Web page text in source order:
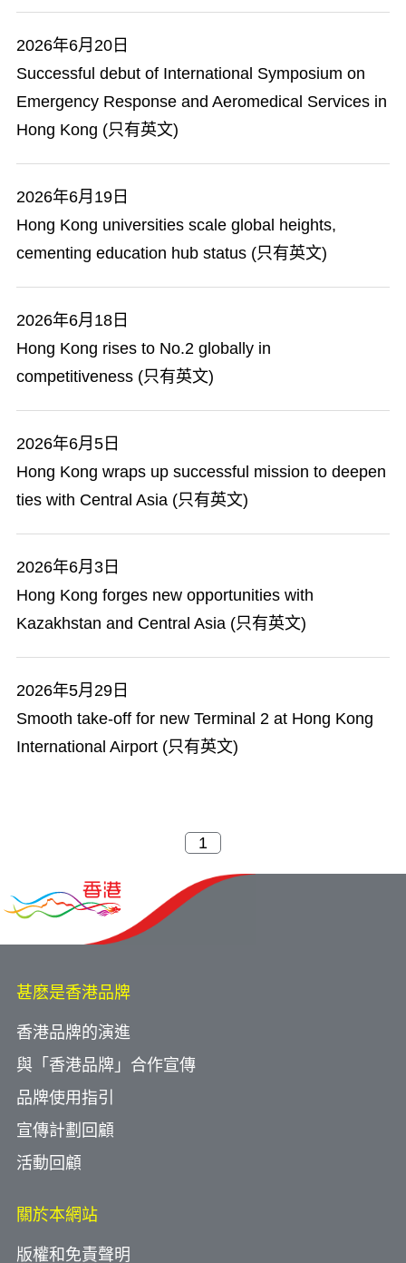
2026年6月20日
Successful debut of International Symposium on
Emergency Response and Aeromedical Services in
Hong Kong (只有英文)
2026年6月19日
Hong Kong universities scale global heights,
cementing education hub status (只有英文)
2026年6月18日
Hong Kong rises to No.2 globally in
competitiveness (只有英文)
2026年6月5日
Hong Kong wraps up successful mission to deepen
ties with Central Asia (只有英文)
2026年6月3日
Hong Kong forges new opportunities with
Kazakhstan and Central Asia (只有英文)
2026年5月29日
Smooth take-off for new Terminal 2 at Hong Kong
International Airport (只有英文)
甚麽是香港品牌
香港品牌的演進
與「香港品牌」合作宣傳
品牌使用指引
宣傳計劃回顧
活動回顧
關於本網站
版權和免責聲明